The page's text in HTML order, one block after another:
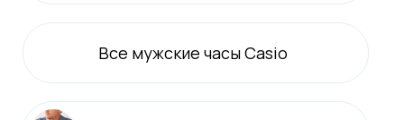
Все мужские часы Casio